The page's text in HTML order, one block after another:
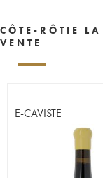
CÔTE-RÔTIE
VENTE
E-CAVISTE